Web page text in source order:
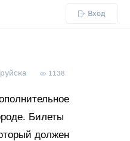
Вход
1138
Билеты
должен